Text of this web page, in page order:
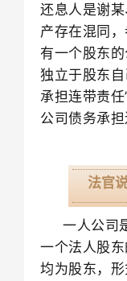
还息人是谢
产存在混同
有一个股东
独立于股东
承担连带责
公司债务承担
法官
一人公司
一个法人股
均为股东，